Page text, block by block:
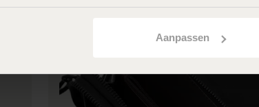
Aanpassen